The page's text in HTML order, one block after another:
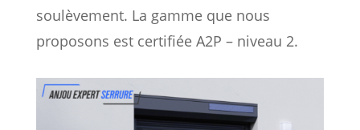
soulèvement. La gamme que nous
proposons est certifiée A2P – niveau 2.